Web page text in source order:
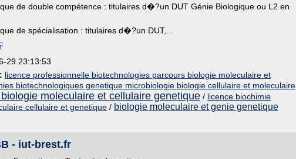
de double compétence : titulaires d�?un DUT Génie Biologique ou L2 en
de spécialisation : titulaires d�?un DUT,...
29 23:13:53
licence professionnelle biotechnologies parcours biologie moleculaire et
biotechnologiques genetique microbiologie biologie cellulaire et moleculaire
moleculaire et cellulaire genetique / licence biochimie
cellulaire et genetique / biologie moleculaire et genie genetique
- iut-brest.fr